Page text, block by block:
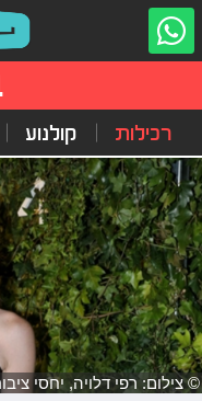
רכילות קולנוע
© צילום: רפי דלויה, יחסי